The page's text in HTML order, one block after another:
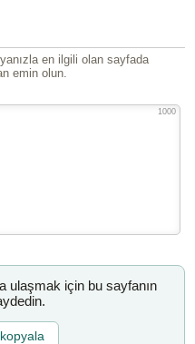
en ilgili olan sayfada
emin olun.
1000
ulaşmak için bu sayfanın